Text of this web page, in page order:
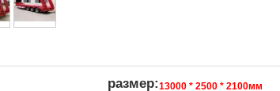
размер:13000 * 2500 * 2100мм